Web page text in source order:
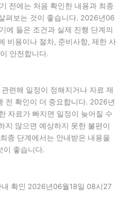
전에는 처음 확인한 내용과 최종
펴보는 것이 좋습니다. 2026년06
에 들은 조건과 실제 진행 단계의
비용이나 절차, 준비사항, 제한 사
안전합니다.
련해 일정이 정해지거나 자료 제
전 확인이 더 중요합니다. 2026년
자료가 빠지면 일정이 늦어질 수
지 않으면 예상하지 못한 불편이
종 단계에서는 안내받은 내용을
이 좋습니다.
확인 2026년06월18일 08시27